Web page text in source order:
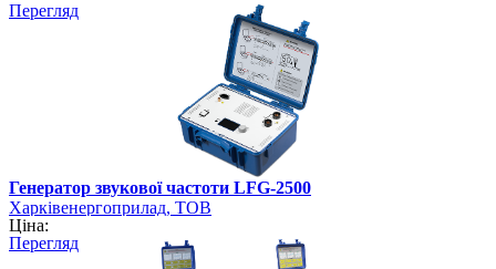
Перегляд
Генератор звукової частоти LFG-2500
Харківенергоприлад, ТОВ
Ціна:
Перегляд